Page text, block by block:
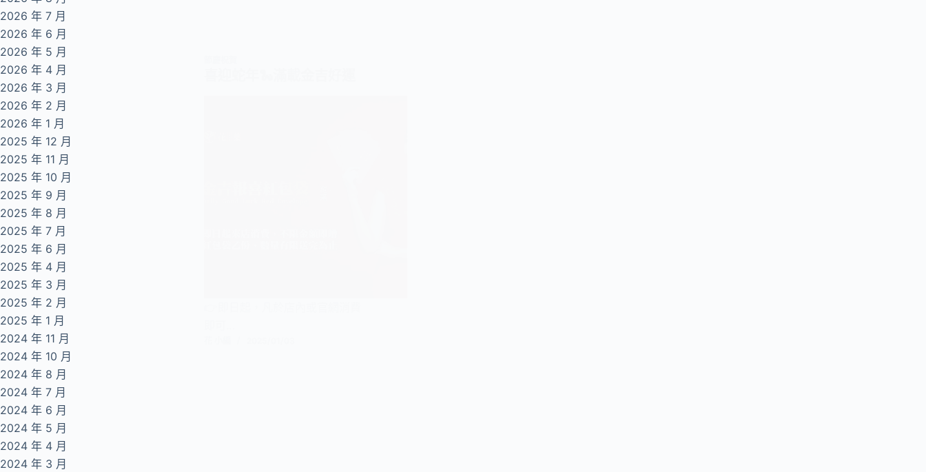
2026 年 7 月
2026 年 6 月
2026 年 5 月
2026 年 4 月
2026 年 3 月
2026 年 2 月
2026 年 1 月
2025 年 12 月
2025 年 11 月
2025 年 10 月
2025 年 9 月
2025 年 8 月
2025 年 7 月
2025 年 6 月
2025 年 4 月
2025 年 3 月
2025 年 2 月
2025 年 1 月
2024 年 11 月
2024 年 10 月
2024 年 8 月
2024 年 7 月
2024 年 6 月
2024 年 5 月
2024 年 4 月
2024 年 3 月